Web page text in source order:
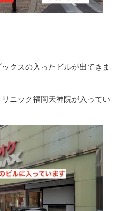
クスの入ったビルが出てきま
ニック福岡天神院が入ってい